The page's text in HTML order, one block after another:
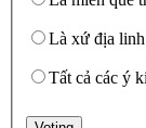
Là xứ địa linh
Tất cả các ý